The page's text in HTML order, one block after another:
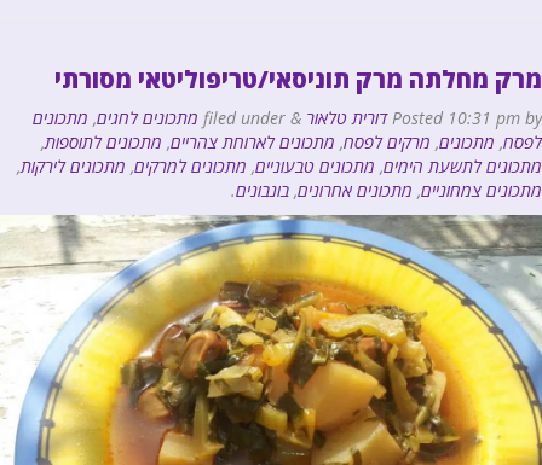
מרק מחלתה מרק תוניסאי/טריפוליטאי מסורתי
Posted 10:31 pm by דורית טלאור & מתכונים לחגים, מתכונים
לפסח, מתכונים, מרקים לפסח, מתכונים לארוחת צהריים, מתכונים לתוספות,
מתכונים לתשעת הימים, מתכונים טבעוניים, מתכונים למרקים, מתכונים לירקות,
מתכונים צמחוניים, מתכונים אחרונים, בונבונים.